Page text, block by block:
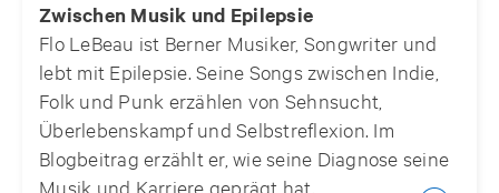
Zwischen Musik und Epilepsie
Flo LeBeau ist Berner Musiker, Songwriter und
lebt mit Epilepsie. Seine Songs zwischen Indie,
Folk und Punk erzählen von Sehnsucht,
Überlebenskampf und Selbstreflexion. Im
Blogbeitrag erzählt er, wie seine Diagnose seine
Musik und Karriere geprägt hat.